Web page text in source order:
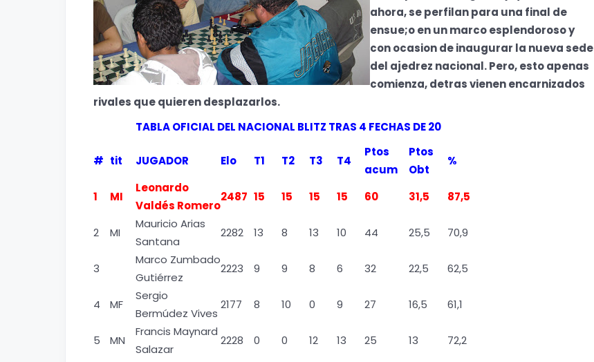
ahora, se perfilan para una final de
ensue;o en un marco esplendoroso y
con ocasion de inaugurar la nueva sede
del ajedrez nacional. Pero, esto apenas
comienza, detras vienen encarnizados
rivales que quieren desplazarlos.
TABLA OFICIAL DEL NACIONAL BLITZ TRAS 4 FECHAS DE 20
# tit JUGADOR Elo T1 T2 T3 T4
Ptos
acum
Ptos
Obt
%
1 MI
Leonardo
Valdés Romero
2487 15 15 15 15 60 31,5 87,5
2 MI
Mauricio Arias
Santana
2282 13 8 13 10 44 25,5 70,9
3
Marco Zumbado
Gutiérrez
2223 9 9 8 6 32 22,5 62,5
4 MF
Sergio
Bermúdez Vives
2177 8 10 0 9 27 16,5 61,1
5 MN
Francis Maynard
Salazar
2228 0 0 12 13 25 13 72,2